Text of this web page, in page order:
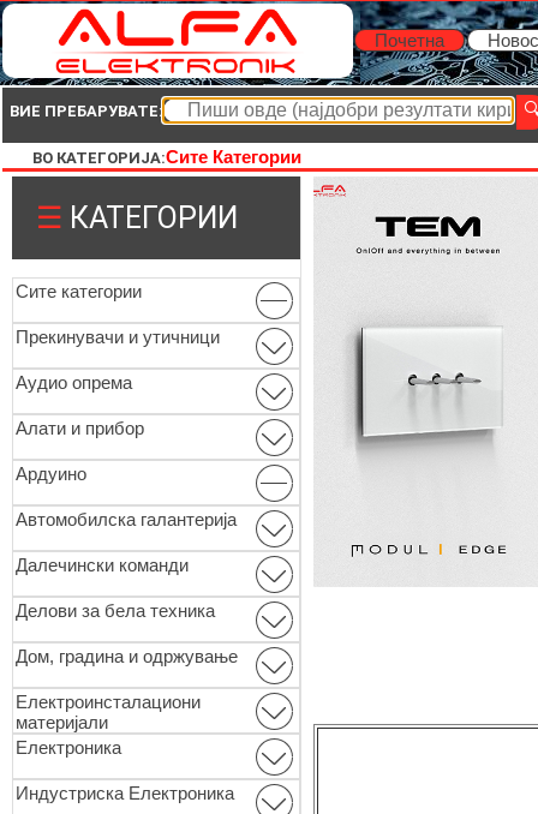
Почетна
ВИЕ ПРЕБАРУВАТЕ:
ВО КАТЕГОРИЈА:Сите Категории
☰ КАТЕГОРИИ
Сите категории
Прекинувачи и утичници
Аудио опрема
Алати и прибор
Ардуино
Автомобилска галантерија
Далечински команди
Делови за бела техника
Дом, градина и одржување
Електроинсталациони
материјали
Електроника
Индустриска Електроника